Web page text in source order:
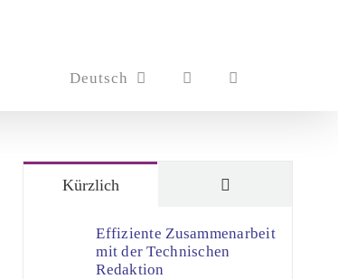
Deutsch
Kürzlich
Effiziente Zusammenarbeit
mit der Technischen
Redaktion